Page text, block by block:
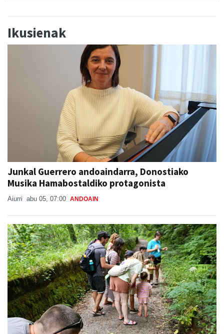
Junkal Guerrero andoaindarra, Donostiako
Musika Hamabostaldiko protagonista
Aiurri abu 05, 07:00 ANDOAIN
Naturan murgiltzeko jarduerak, Leizaran